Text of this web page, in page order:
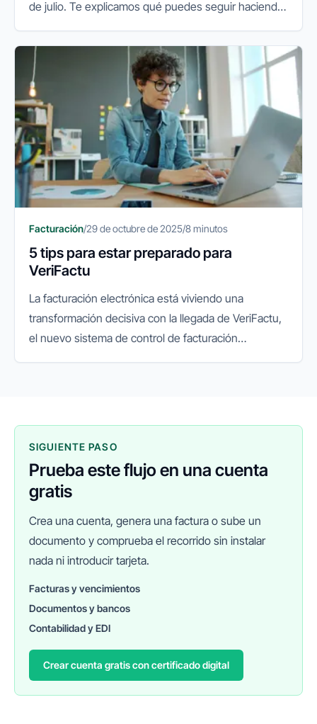
de julio. Te explicamos qué puedes seguir haciendo
Facturación/29 de octubre de 2025/8 minutos
5 tips para estar preparado para
VeriFactu
La facturación electrónica está viviendo una
transformación decisiva con la llegada de VeriFactu,
el nuevo sistema de control de facturación
SIGUIENTE PASO
Prueba este flujo en una cuenta
gratis
Crea una cuenta, genera una factura o sube un
documento y comprueba el recorrido sin instalar
nada ni introducir tarjeta.
Facturas y vencimientos
Documentos y bancos
Contabilidad y EDI
Crear cuenta gratis con certificado digital
FINANEDI
Hablemos ahora
Pedir información sobre FinanEDI